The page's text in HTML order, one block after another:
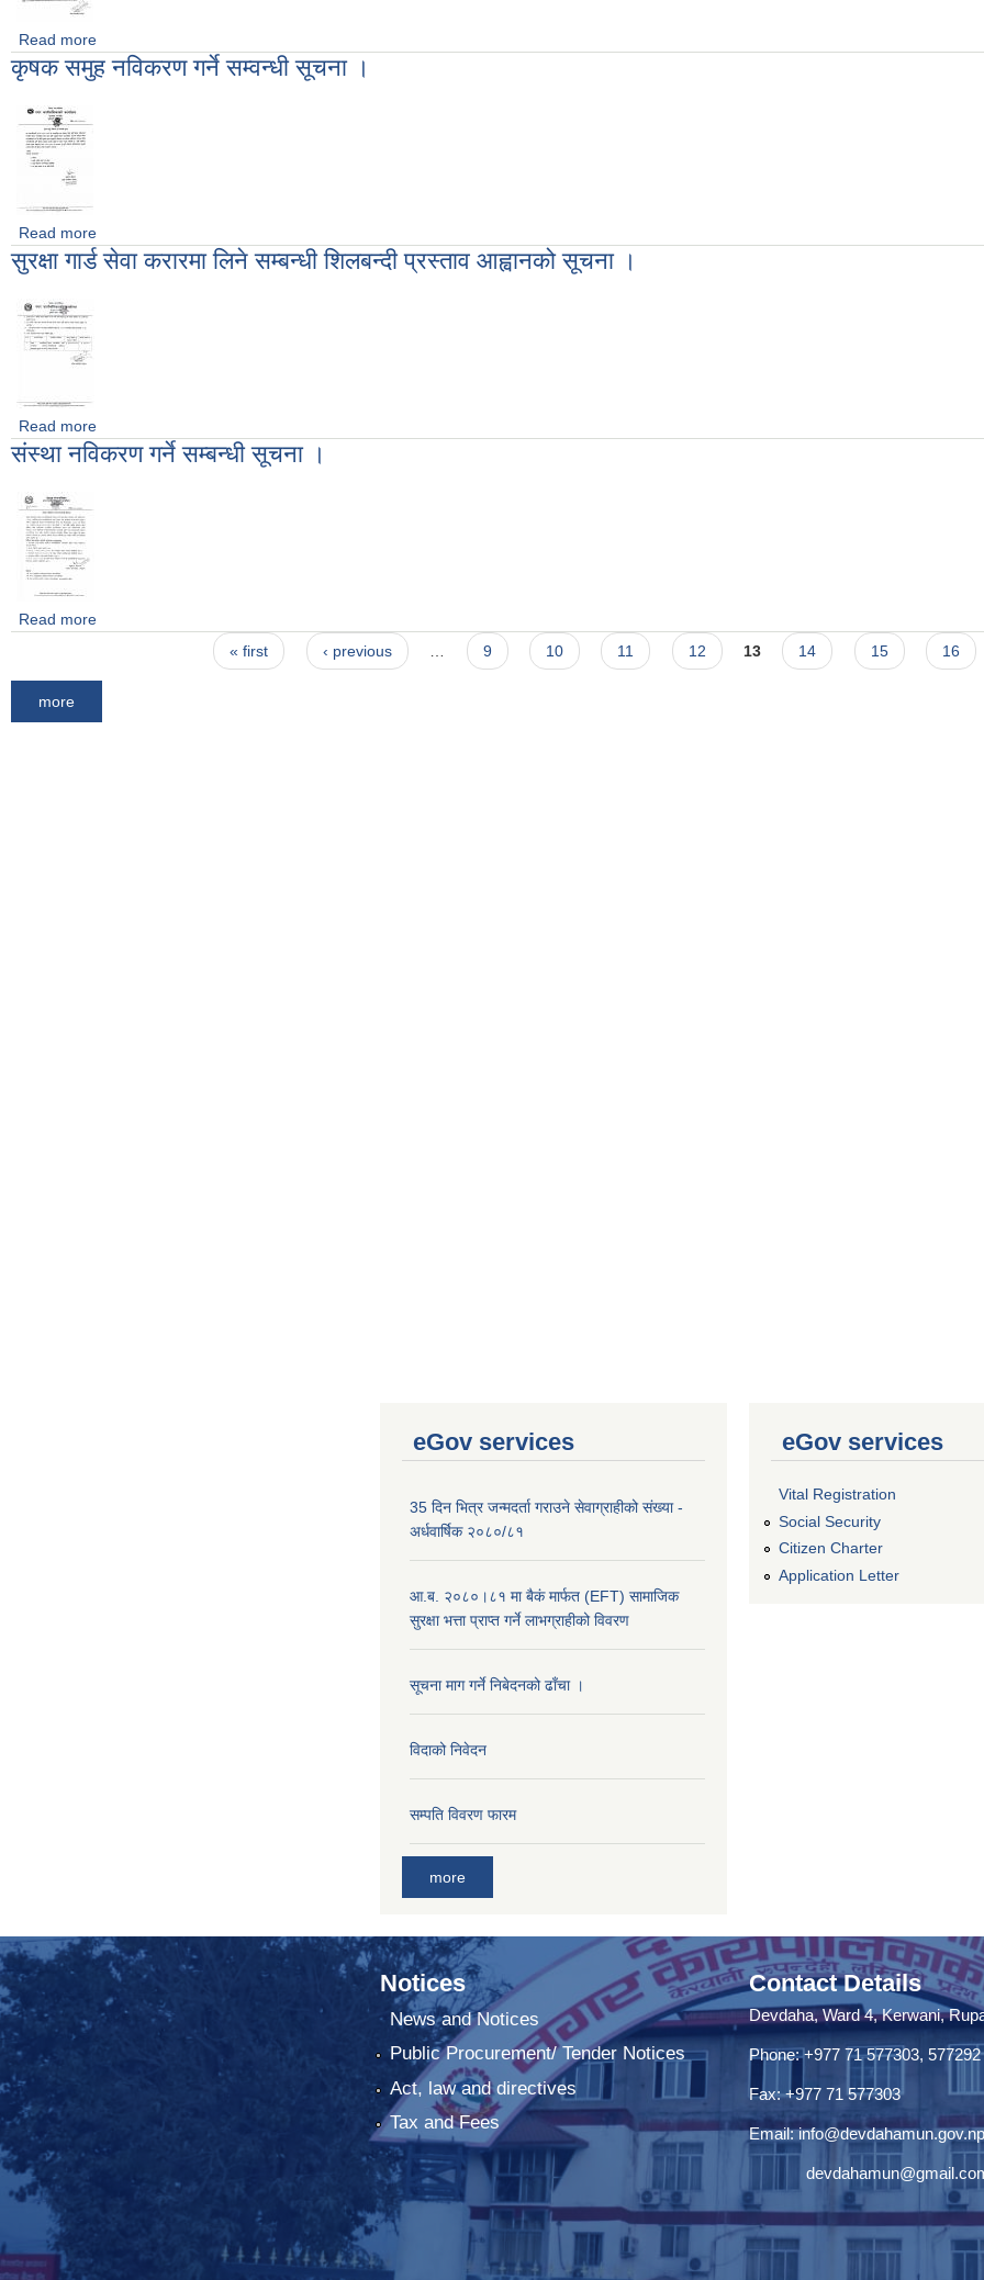
Read more
कृषक समुह नविकरण गर्ने सम्वन्धी सूचना ।
Read more
सुरक्षा गार्ड सेवा करारमा लिने सम्बन्धी शिलबन्दी प्रस्ताव आह्वानको सूचना ।
Read more
संस्था नविकरण गर्ने सम्बन्धी सूचना ।
Read more
« first ‹ previous 9 10 11 12 13 14 15 16
more
eGov services
35 दिन भित्र जन्मदर्ता गराउने सेवाग्राहीको संख्या -
अर्धवार्षिक २०८०/८१
आ.ब. २०८०।८१ मा बैकं मार्फत (EFT) सामाजिक
सुरक्षा भत्ता प्राप्त गर्ने लाभग्राहीको विवरण
सूचना माग गर्ने निबेदनको ढाँचा ।
विदाको निवेदन
सम्पति विवरण फारम
more
eGov services
Vital Registration
Social Security
Citizen Charter
Application Letter
Notices
News and Notices
Public Procurement/ Tender Notices
Act, law and directives
Tax and Fees
Contact Details
Devdaha, Ward 4, Kerwani,
Phone: +977 71 577303, 577292
Fax: +977 71 577303
Email:info@devdahamun.gov.np